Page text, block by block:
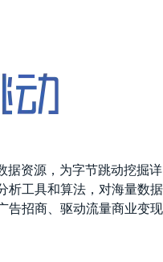
据资源，为字节跳动挖掘详
析工具和算法，对海量数据
告招商、驱动流量商业变现